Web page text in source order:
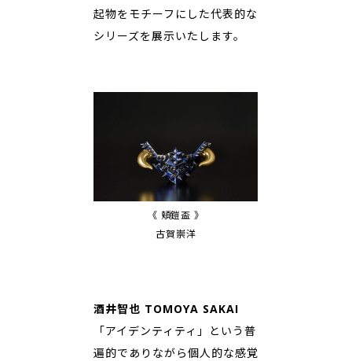
起物をモチーフにした代表的な
シリーズを展示いたします。
《 頬鎧盃 》
古賀崇洋
酒井智也 TOMOYA SAKAI
「アイデンティティ」という普
遍的でありながら個人的な感覚